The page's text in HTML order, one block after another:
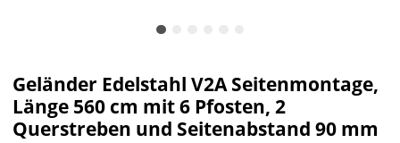
Geländer Edelstahl V2A Seitenmontage,
Länge 560 cm mit 6 Pfosten, 2
Querstreben und Seitenabstand 90 mm